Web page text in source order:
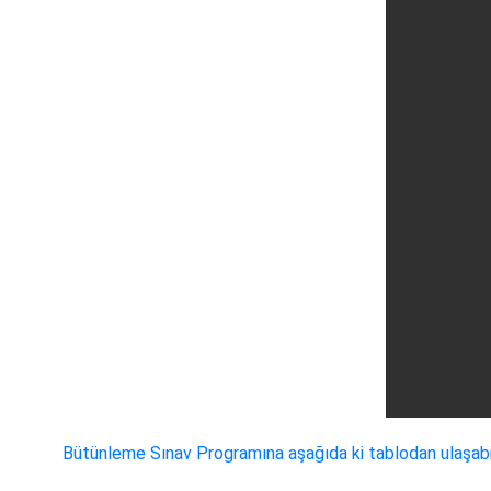
Bütünleme Sınav Programına aşağıda ki tablodan